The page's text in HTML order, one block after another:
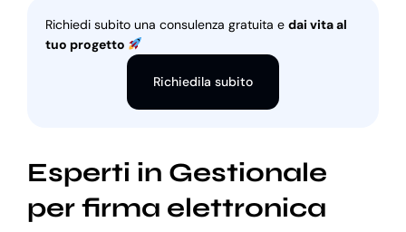
Richiedi subito una consulenza gratuita e dai vita al
tuo progetto
Richiedila subito
Esperti in Gestionale
per firma elettronica